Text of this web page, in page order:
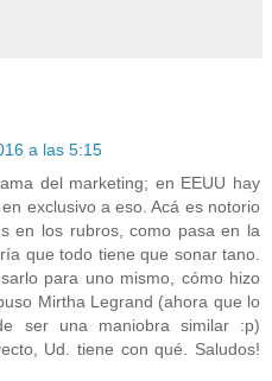
a las 5:15
del marketing; en EEUU hay
exclusivo a eso. Acá es notorio
en los rubros, como pasa en la
que todo tiene que sonar tano.
para uno mismo, cómo hizo
Mirtha Legrand (ahora que lo
ser una maniobra similar :p)
Ud. tiene con qué. Saludos!